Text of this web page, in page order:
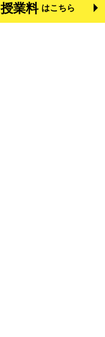
授業料 はこちら